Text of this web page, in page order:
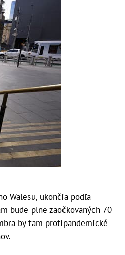
Walesu, ukončia podľa
bude plne zaočkovaných 70
by tam protipandemické